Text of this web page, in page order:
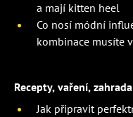
a mají kitten heel
Co nosí módní
kombinace musíte
Recepty, vaření, zahrada
Jak připravit